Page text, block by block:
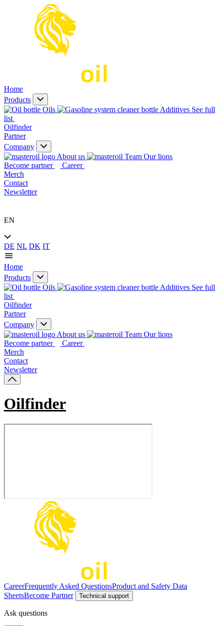
Home
Products
Oils
Additives See full
list
Oilfinder
Partner
Company
About us
Our lions
Become partner
Career
Merch
Contact
Newsletter
EN
DE NL DK IT
Home
Products
Oils
Additives See full
list
Oilfinder
Partner
Company
About us
Our lions
Become partner
Career
Merch
Contact
Newsletter
Oilfinder
CareerFrequently Asked QuestionsProduct and Safety Data
SheetsBecome Partner Technical support
Ask questions